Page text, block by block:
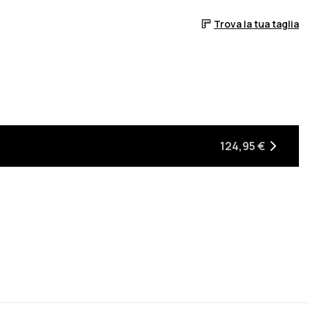
Trova la tua taglia
di nuovo disponibile
124,95 €